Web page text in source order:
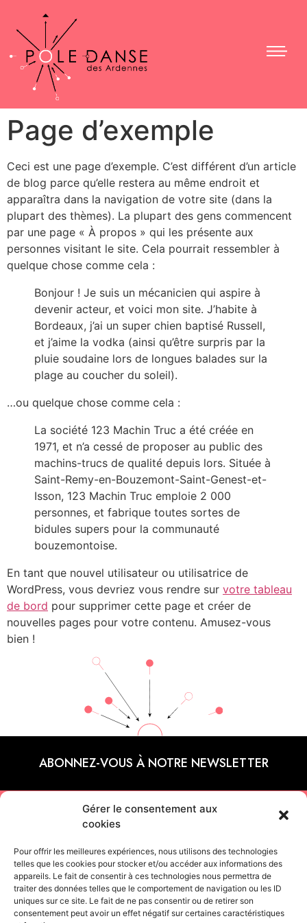
Gérer le consentement aux
cookies
Pour offrir les meilleures expériences, nous utilisons des technologies
telles que les cookies pour stocker et/ou accéder aux informations des
appareils. Le fait de consentir à ces technologies nous permettra de
traiter des données telles que le comportement de navigation ou les ID
uniques sur ce site. Le fait de ne pas consentir ou de retirer son
consentement peut avoir un effet négatif sur certaines caractéristiques
Page d’exemple
Ceci est une page d’exemple. C’est différent d’un article
de blog parce qu’elle restera au même endroit et
apparaîtra dans la navigation de votre site (dans la
plupart des thèmes). La plupart des gens commencent
par une page « À propos » qui les présente aux
personnes visitant le site. Cela pourrait ressembler à
quelque chose comme cela :
Bonjour ! Je suis un mécanicien qui aspire à
devenir acteur, et voici mon site. J’habite à
Bordeaux, j’ai un super chien baptisé Russell,
et j’aime la vodka (ainsi qu’être surpris par la
pluie soudaine lors de longues balades sur la
plage au coucher du soleil).
…ou quelque chose comme cela :
La société 123 Machin Truc a été créée en
1971, et n’a cessé de proposer au public des
machins-trucs de qualité depuis lors. Située à
Saint-Remy-en-Bouzemont-Saint-Genest-et-
Isson, 123 Machin Truc emploie 2 000
personnes, et fabrique toutes sortes de
bidules supers pour la communauté
bouzemontoise.
En tant que nouvel utilisateur ou utilisatrice de
WordPress, vous devriez vous rendre sur votre tableau
de bord pour supprimer cette page et créer de
nouvelles pages pour votre contenu. Amusez-vous
bien !
ABONNEZ-VOUS À NOTRE NEWSLETTER
CONTACTEZ-NOUS
+33 (0)6 45 64 96 07
Contactez-nous par mail